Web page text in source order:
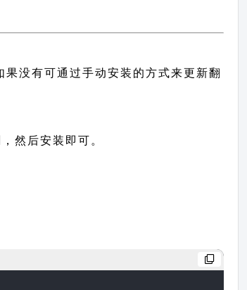
没有可通过手动安装的方式来更新翻
然后安装即可。